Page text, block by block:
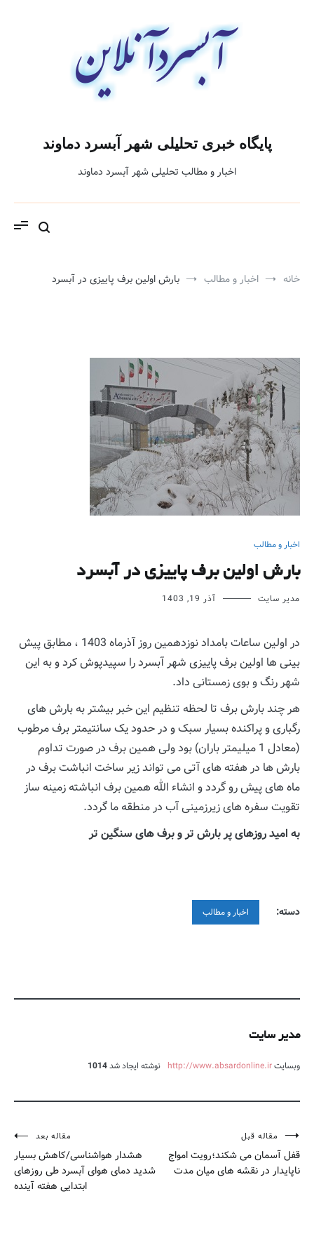
پایگاه خبری تحلیلی شهر آبسرد دماوند
اخبار و مطالب تحلیلی شهر آبسرد دماوند
خانه اخبار و مطالب بارش اولین برف پاییزی در آبسرد
اخبار و مطالب
بارش اولین برف پاییزی در آبسرد
مدیر سایت آذر 19, 1403
در اولین ساعات بامداد نوزدهمین روز آذرماه 1403 ، مطابق پیش
بینی ها اولین برف پاییزی شهر آبسرد را سپیدپوش کرد و به این
شهر رنگ و بوی زمستانی داد.
هر چند بارش برف تا لحظه تنظیم این خبر بیشتر به بارش های
رگباری و پراکنده بسیار سبک و در حدود یک سانتیمتر برف مرطوب
(معادل 1 میلیمتر باران) بود ولی همین برف در صورت تداوم
بارش ها در هفته های آتی می تواند زیر ساخت انباشت برف در
ماه های پیش رو گردد و انشاء الله همین برف انباشته زمینه ساز
تقویت سفره های زیرزمینی آب در منطقه ما گردد.
به امید روزهای پر بارش تر و برف های سنگین تر
دسته: اخبار و مطالب
مدیر سایت
وبسایتhttp://www.absardonline.ir نوشته ایجاد شد1014
راهبری
نوشته
مقاله قبل
قفل آسمان می شکند؛رویت امواج
ناپایدار در نقشه های میان مدت
مقاله بعد
هشدار هواشناسی/کاهش بسیار
شدید دمای هوای آبسرد طی روزهای
ابتدایی هفته آینده